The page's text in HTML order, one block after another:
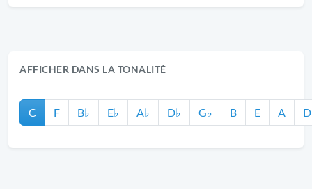
AFFICHER DANS LA TONALITÉ
C F B♭ E♭ A♭ D♭ G♭ B E A D